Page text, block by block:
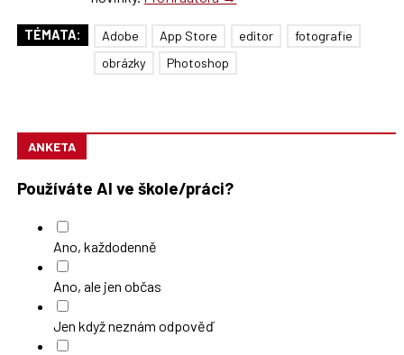
TÉMATA: Adobe App Store editor
fotografie
obrázky
Photoshop
ANKETA
Používáte AI ve škole/práci?
Ano, každodenně
Ano, ale jen občas
Jen když neznám odpověď